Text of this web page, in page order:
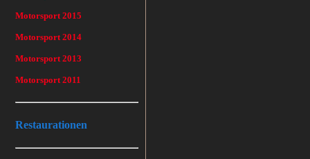
Motorsport 2015
Motorsport 2014
Motorsport 2013
Motorsport 2011
Restaurationen